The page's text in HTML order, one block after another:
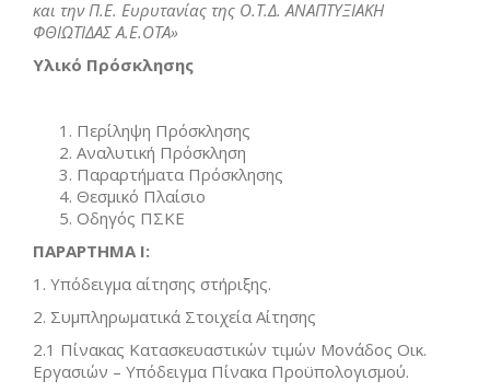
και την Π.Ε. Ευρυτανίας της Ο.Τ.Δ. ΑΝΑΠΤΥΞΙΑΚΗ
ΦΘΙΩΤΙΔΑΣ Α.Ε.ΟΤΑ»
Υλικό Πρόσκλησης
Περίληψη Πρόσκλησης
Αναλυτική Πρόσκληση
Παραρτήματα Πρόσκλησης
Θεσμικό Πλαίσιο
Οδηγός ΠΣΚΕ
ΠΑΡΑΡΤΗΜΑ Ι:
1. Υπόδειγμα αίτησης στήριξης.
2. Συμπληρωματικά Στοιχεία Αίτησης
2.1 Πίνακας Κατασκευαστικών τιμών Μονάδος Οικ.
Εργασιών – Υπόδειγμα Πίνακα Προϋπολογισμού.